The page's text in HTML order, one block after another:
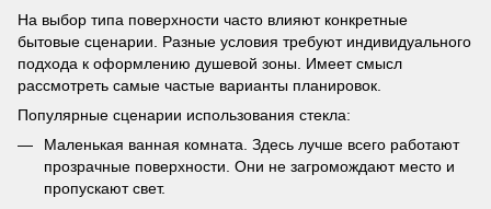
На выбор типа поверхности часто влияют конкретные
бытовые сценарии. Разные условия требуют индивидуального
подхода к оформлению душевой зоны. Имеет смысл
рассмотреть самые частые варианты планировок.
Популярные сценарии использования стекла:
Маленькая ванная комната. Здесь лучше всего работают
прозрачные поверхности. Они не загромождают место и
пропускают свет.